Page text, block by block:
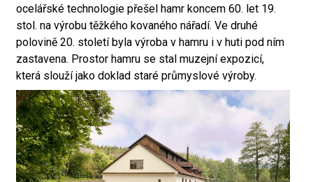
ocelářské technologie přešel hamr koncem 60. let 19.
stol. na výrobu těžkého kovaného nářadí. Ve druhé
polovině 20. století byla výroba v hamru i v huti pod ním
zastavena. Prostor hamru se stal muzejní expozicí,
která slouží jako doklad staré průmyslové výroby.